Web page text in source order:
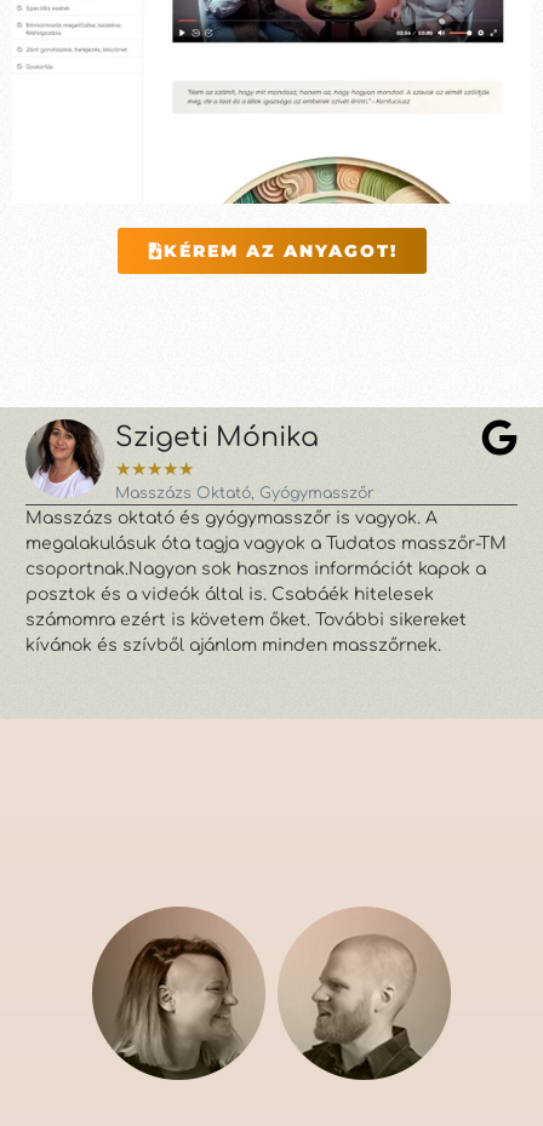
KÉREM AZ ANYAGOT!
Szigeti Mónika
★★★★★
Masszázs Oktató, Gyógymasszőr
Masszázs oktató és gyógymasszőr is vagyok. A
megalakulásuk óta tagja vagyok a Tudatos masszőr-TM
csoportnak.Nagyon sok hasznos információt kapok a
posztok és a videók által is. Csabáék hitelesek
számomra ezért is követem őket. További sikereket
kívánok és szívből ajánlom minden masszőrnek.